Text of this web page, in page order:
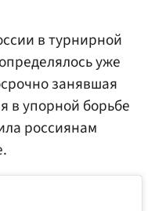
в турнирной
уже
занявшая
в упорной борьбе
россиянам